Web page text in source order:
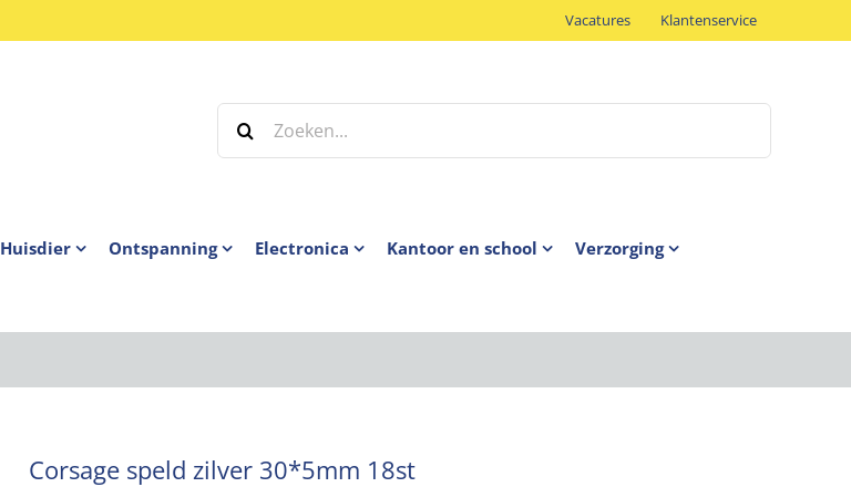
Vacatures Klantenservice
Zoeken
naar:
Huisdier Ontspanning Electronica Kantoor en school Verzorging
Corsage speld zilver 30*5mm 18st